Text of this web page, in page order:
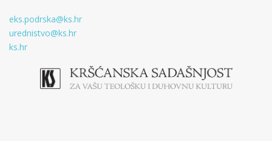
eks.podrska@ks.hr
urednistvo@ks.hr
ks.hr